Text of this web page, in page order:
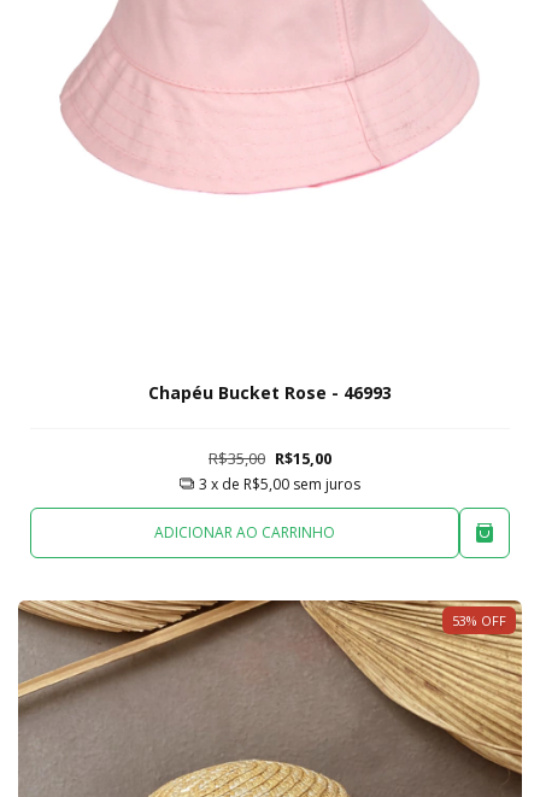
Chapéu Bucket Rose - 46993
R$35,00 R$15,00
3 x de R$5,00 sem juros
ADICIONAR AO CARRINHO
53% OFF